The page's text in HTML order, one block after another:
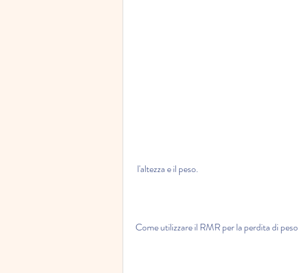
l'altezza e il peso.
Come utilizzare il RMR per la perdita di peso